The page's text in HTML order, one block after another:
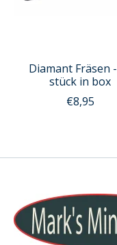
Diamant Fräsen
stück in box
€8,95